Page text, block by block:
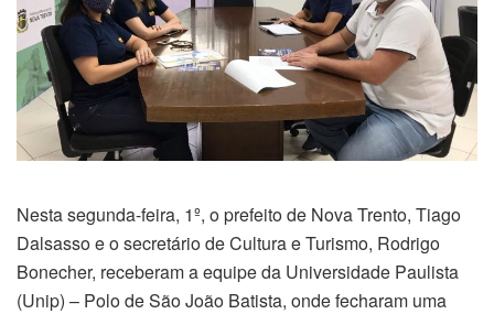
Nesta segunda-feira, 1º, o prefeito de Nova Trento, Tiago
Dalsasso e o secretário de Cultura e Turismo, Rodrigo
Bonecher, receberam a equipe da Universidade Paulista
(Unip) – Polo de São João Batista, onde fecharam uma